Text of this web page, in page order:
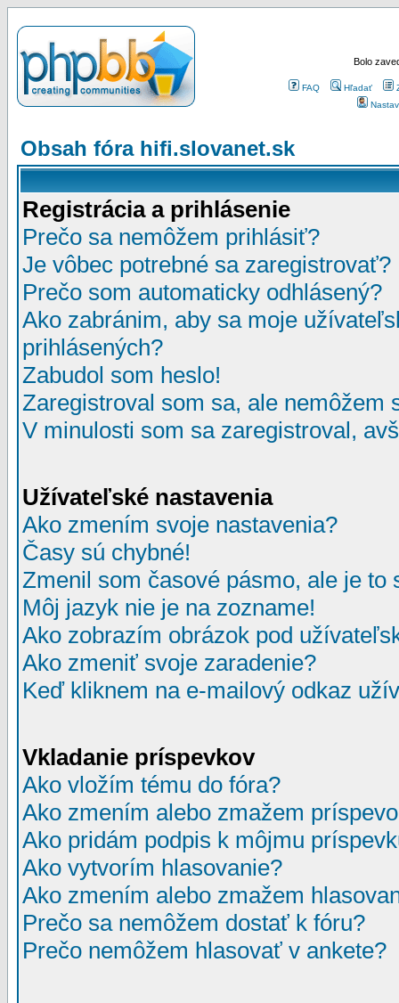
Bolo
FAQ Hľadať
Obsah fóra hifi.slovanet.sk
Registrácia a prihlásenie
Prečo sa nemôžem prihlásiť?
Je vôbec potrebné sa zaregistrovať?
Prečo som automaticky odhlásený?
Ako zabránim, aby sa moje
prihlásených?
Zabudol som heslo!
Zaregistroval som sa, ale nemôžem
V minulosti som sa zaregistroval,
Užívateľské nastavenia
Ako zmením svoje nastavenia?
Časy sú chybné!
Zmenil som časové pásmo, ale je to
Môj jazyk nie je na zozname!
Ako zobrazím obrázok pod
Ako zmeniť svoje zaradenie?
Keď kliknem na e-mailový odkaz
Vkladanie príspevkov
Ako vložím tému do fóra?
Ako zmením alebo zmažem
Ako pridám podpis k môjmu
Ako vytvorím hlasovanie?
Ako zmením alebo zmažem
Prečo sa nemôžem dostať k fóru?
Prečo nemôžem hlasovať v ankete?